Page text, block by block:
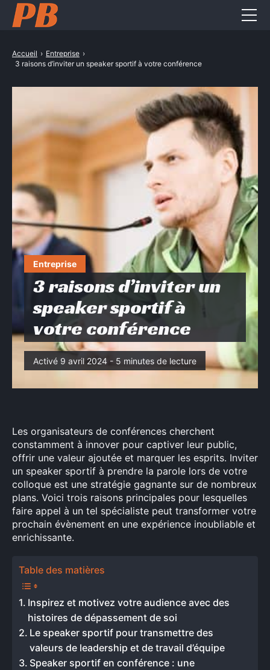
Entreprise
3 raisons d’inviter un
speaker sportif à
votre conférence
Activé 9 avril 2024 - 5 minutes de lecture
Accueil › Entreprise ›
3 raisons d’inviter un speaker sportif à votre conférence
Les organisateurs de conférences cherchent
constamment à innover pour captiver leur public,
offrir une valeur ajoutée et marquer les esprits. Inviter
un speaker sportif à prendre la parole lors de votre
colloque est une stratégie gagnante sur de nombreux
plans. Voici trois raisons principales pour lesquelles
faire appel à un tel spécialiste peut transformer votre
prochain évènement en une expérience inoubliable et
enrichissante.
Table des matières
Inspirez et motivez votre audience avec des
histoires de dépassement de soi
Le speaker sportif pour transmettre des
valeurs de leadership et de travail d’équipe
Speaker sportif en conférence : une
Formation pro
Services pro